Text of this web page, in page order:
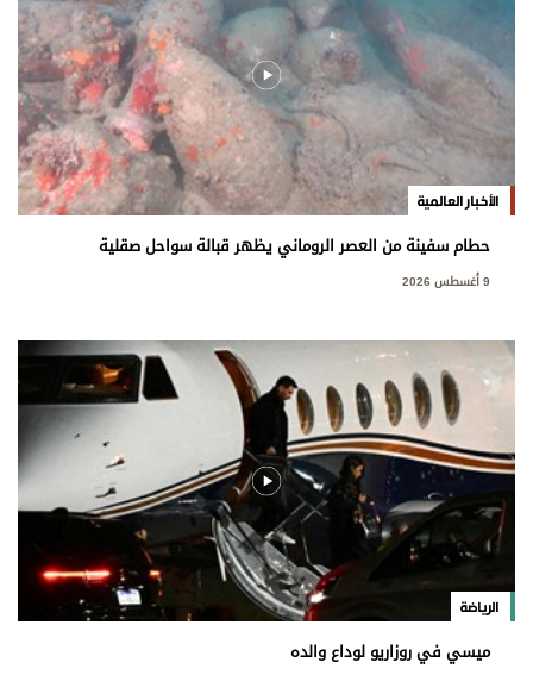
الأخبار العالمية
حطام سفينة من العصر الروماني يظهر قبالة سواحل صقلية
9 أغسطس 2026
الرياضة
ميسي في روزاريو لوداع والده